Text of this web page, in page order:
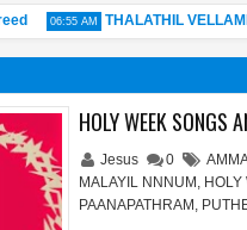
06:55 AM THALATHIL
HOLY WEEK SONGS
Jesus 0
MALAYIL NNNUM ,
PAANAPATHRAM ,